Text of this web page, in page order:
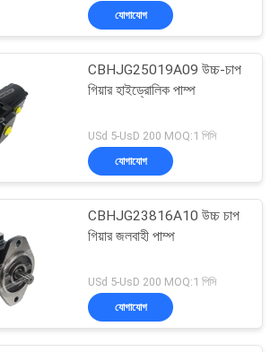
পাম্প বিয়ারিংস
18
পাম্প সিল কিট
যোগাযোগ
CBHJG25019A09 উচ্চ-চাপ
গিয়ার হাইড্রোলিক পাম্প
USd 5-UsD 200 MOQ:1 পিসি
যোগাযোগ
CBHJG23816A10 উচ্চ চাপ
গিয়ার জলবাহী পাম্প
USd 5-UsD 200 MOQ:1 পিসি
যোগাযোগ